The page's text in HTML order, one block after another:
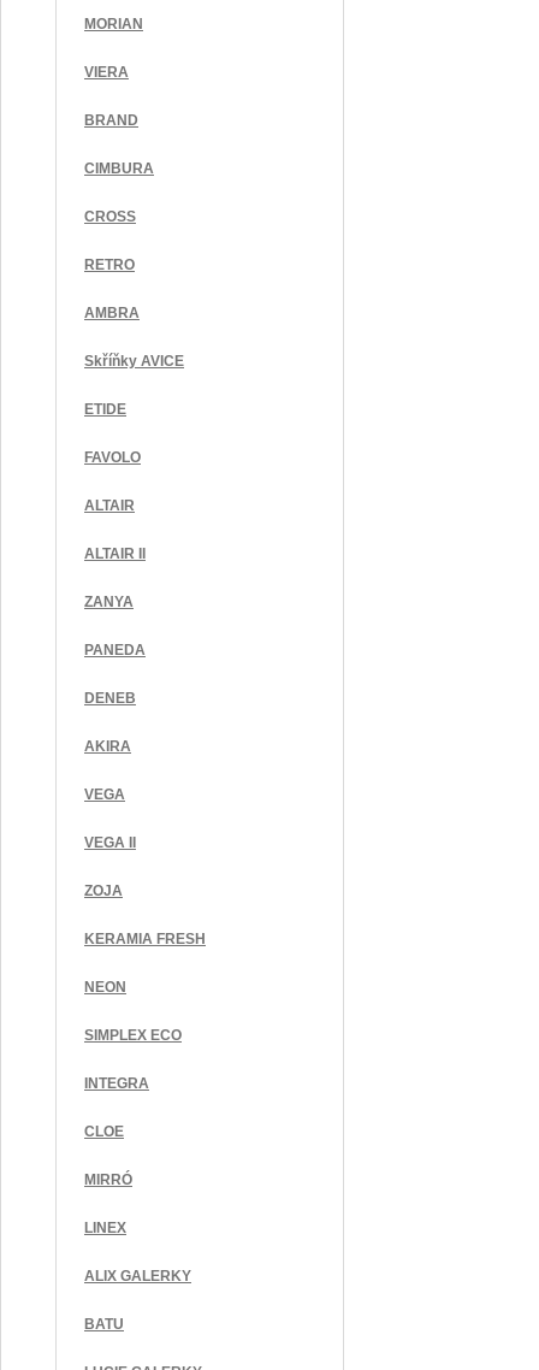
MORIAN
VIERA
BRAND
CIMBURA
CROSS
RETRO
AMBRA
Skříňky AVICE
ETIDE
FAVOLO
ALTAIR
ALTAIR II
ZANYA
PANEDA
DENEB
AKIRA
VEGA
VEGA II
ZOJA
KERAMIA FRESH
NEON
SIMPLEX ECO
INTEGRA
CLOE
MIRRÓ
LINEX
ALIX GALERKY
BATU